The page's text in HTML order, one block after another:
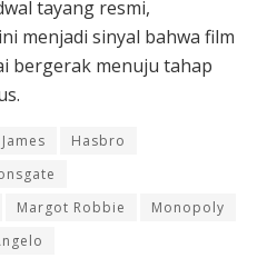
tayang resmi,
menjadi sinyal bahwa film
bergerak menuju tahap
Hasbro
Margot Robbie
Monopoly